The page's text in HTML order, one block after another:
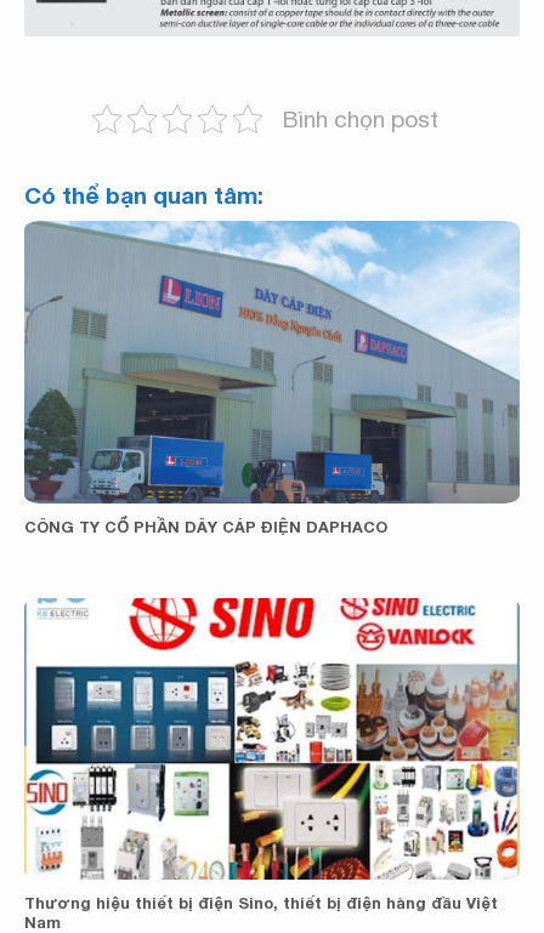
Bình chọn post
Có thể bạn quan tâm:
CÔNG TY CỔ PHẦN DÂY CÁP ĐIỆN DAPHACO
Thương hiệu thiết bị điện Sino, thiết bị điện hàng đầu Việt
Nam